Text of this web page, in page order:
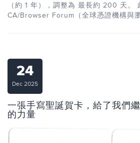
（約 1 年），調整為 最長約 200 天。
CA/Browser Forum（全球憑證機構與
24
Dec 2025
一張手寫聖誕賀卡，給了我們
的力量